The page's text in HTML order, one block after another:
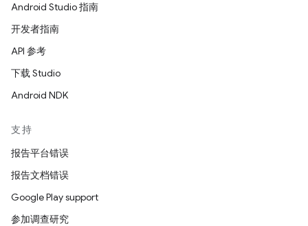
Android Studio 指南
开发者指南
API 参考
下载 Studio
Android NDK
支持
报告平台错误
报告文档错误
Google Play support
参加调查研究